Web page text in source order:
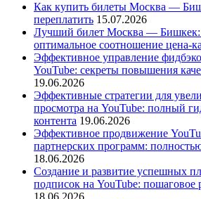
Как купить билеты Москва —
переплатить 15.07.2026
Лучший билет Москва — Бишкек:
оптимальное соотношение цена-
Эффективное управление
YouTube: секреты повышения
19.06.2026
Эффективные стратегии для
просмотра на YouTube: полный
контента 19.06.2026
Эффективное продвижение
партнерских программ:
18.06.2026
Создание и развитие успешных
подписок на YouTube: пошаговое